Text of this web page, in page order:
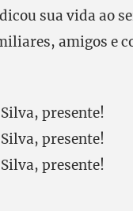
sua vida ao
amigos e
presente!
presente!
presente!